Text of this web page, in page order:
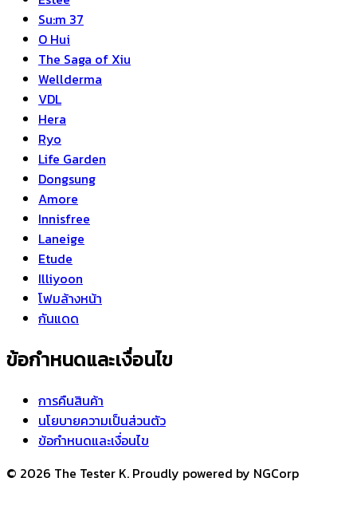
Su:m 37
O Hui
The Saga of Xiu
Wellderma
VDL
Hera
Ryo
Life Garden
Dongsung
Amore
Innisfree
Laneige
Etude
Illiyoon
โฟมล้างหน้า
กันแดด
ข้อกำหนดและเงื่อนไข
การคืนสินค้า
นโยบายความเป็นส่วนตัว
ข้อกำหนดและเงื่อนไข
© 2026 The Tester K. Proudly powered by NGCorp